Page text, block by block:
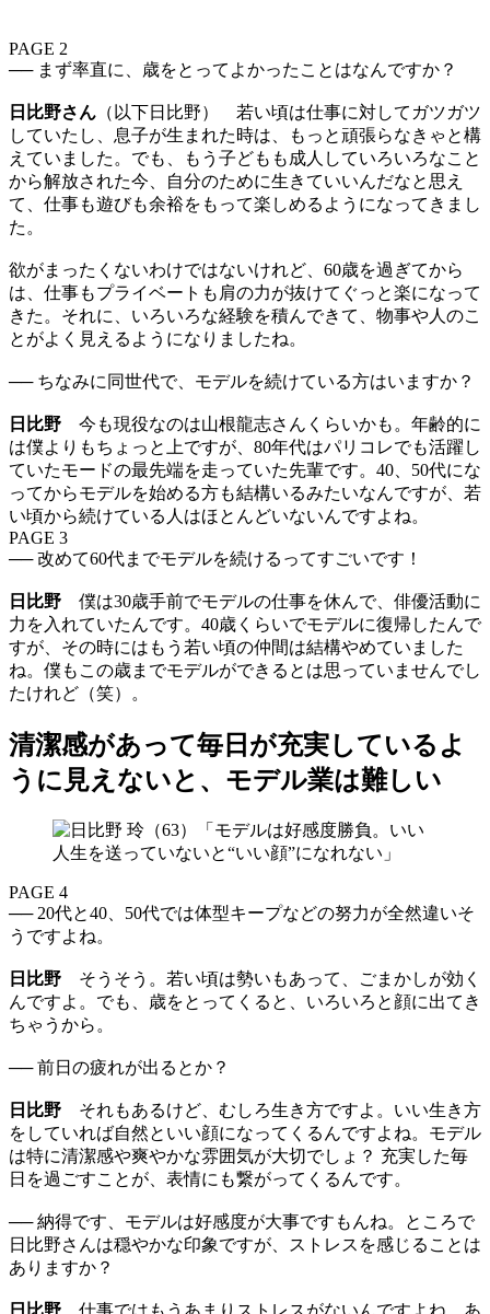
PAGE 2
── まず率直に、歳をとってよかったことはなんですか？
日比野さん （以下日比野） 若い頃は仕事に対してガツガツ
していたし、息子が生まれた時は、もっと頑張らなきゃと構
えていました。でも、もう子どもも成人していろいろなこと
から解放された今、自分のために生きていいんだなと思え
て、仕事も遊びも余裕をもって楽しめるようになってきまし
た。
欲がまったくないわけではないけれど、60歳を過ぎてから
は、仕事もプライベートも肩の力が抜けてぐっと楽になって
きた。それに、いろいろな経験を積んできて、物事や人のこ
とがよく見えるようになりましたね。
── ちなみに同世代で、モデルを続けている方はいますか？
日比野 今も現役なのは山根龍志さんくらいかも。年齢的に
は僕よりもちょっと上ですが、80年代はパリコレでも活躍し
ていたモードの最先端を走っていた先輩です。40、50代にな
ってからモデルを始める方も結構いるみたいなんですが、若
い頃から続けている人はほとんどいないんですよね。
PAGE 3
── 改めて60代までモデルを続けるってすごいです！
日比野 僕は30歳手前でモデルの仕事を休んで、俳優活動に
力を入れていたんです。40歳くらいでモデルに復帰したんで
すが、その時にはもう若い頃の仲間は結構やめていました
ね。僕もこの歳までモデルができるとは思っていませんでし
たけれど（笑）。
清潔感があって毎日が充実しているよ
うに見えないと、モデル業は難しい
PAGE 4
── 20代と40、50代では体型キープなどの努力が全然違いそ
うですよね。
日比野 そうそう。若い頃は勢いもあって、ごまかしが効く
んですよ。でも、歳をとってくると、いろいろと顔に出てき
ちゃうから。
── 前日の疲れが出るとか？
日比野 それもあるけど、むしろ生き方ですよ。いい生き方
をしていれば自然といい顔になってくるんですよね。モデル
は特に清潔感や爽やかな雰囲気が大切でしょ？ 充実した毎
日を過ごすことが、表情にも繋がってくるんです。
── 納得です、モデルは好感度が大事ですもんね。ところで
日比野さんは穏やかな印象ですが、ストレスを感じることは
ありますか？
日比野 仕事ではもうあまりストレスがないんですよね。あ